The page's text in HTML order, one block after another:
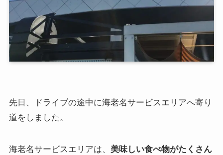
先日、ドライブの途中に海老名サービスエリアへ寄り
道をしました。
海老名サービスエリアは、 美味しい食べ物がたくさん